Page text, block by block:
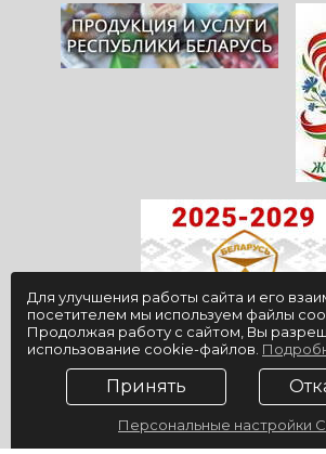
© 2009-2026, ГУ "Санаторий "Юность",
Разработка сайта
Для улучшения работы сайта и его
посетителем мы используем файлы
Продолжая работу с сайтом, Вы
использование cookie-файлов.
Принять
Персональные настройки